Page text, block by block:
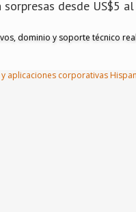
desde US$5
dominio y soporte técnico